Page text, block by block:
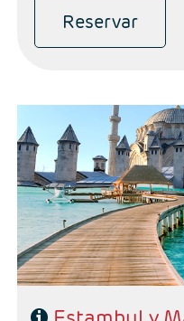
Reservar
- Salidas: Lunes, martes,
- Ruta: 3 noches Estambul y
- Categoría hotelera:
- Régimen: Según programa